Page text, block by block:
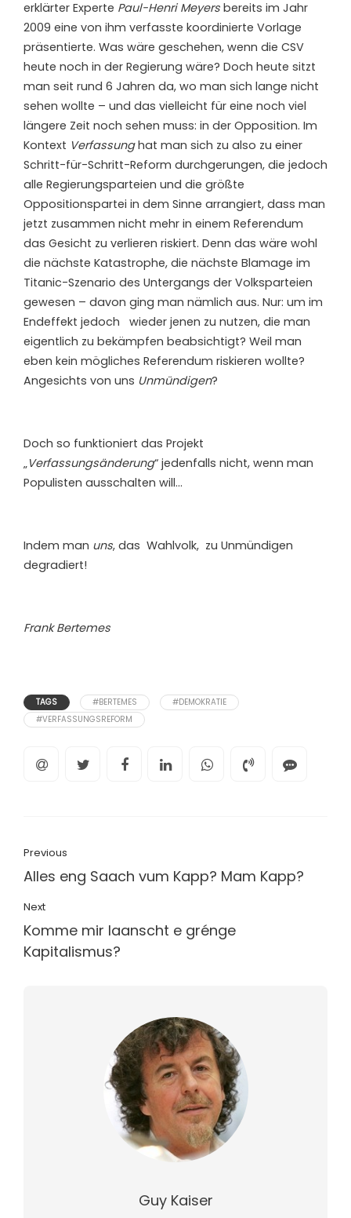
erklärter Experte Paul-Henri Meyers bereits im Jahr
2009 eine von ihm verfasste koordinierte Vorlage
präsentierte. Was wäre geschehen, wenn die CSV
heute noch in der Regierung wäre? Doch heute sitzt
man seit rund 6 Jahren da, wo man sich lange nicht
sehen wollte – und das vielleicht für eine noch viel
längere Zeit noch sehen muss: in der Opposition. Im
Kontext Verfassunghat man sich zu also zu einer
Schritt-für-Schritt-Reform durchgerungen, die jedoch
alle Regierungsparteien und die größte
Oppositionspartei in dem Sinne arrangiert, dass man
jetzt zusammen nicht mehr in einem Referendum
das Gesicht zu verlieren riskiert. Denn das wäre wohl
die nächste Katastrophe, die nächste Blamage im
Titanic-Szenario des Untergangs der Volksparteien
gewesen – davon ging man nämlich aus. Nur: um im
Endeffekt jedoch wieder jenen zu nutzen, die man
eigentlich zu bekämpfen beabsichtigt? Weil man
eben kein mögliches Referendum riskieren wollte?
Angesichts von uns Unmündigen?
Doch so funktioniert das Projekt
„Verfassungsänderung“ jedenfalls nicht, wenn man
Populisten ausschalten will…
Indem man uns, das Wahlvolk, zu Unmündigen
degradiert!
Frank Bertemes
TAGS #BERTEMES
#DEMOKRATIE
#VERFASSUNGSREFORM
Previous
Alles eng Saach vum Kapp? Mam Kapp?
Next
Komme mir laanscht e grénge
Kapitalismus?
Guy Kaiser